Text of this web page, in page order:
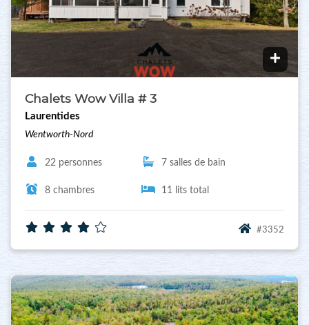
Chalets Wow Villa # 3
Laurentides
Wentworth-Nord
22 personnes 7 salles de bain
8 chambres 11 lits total
#3352